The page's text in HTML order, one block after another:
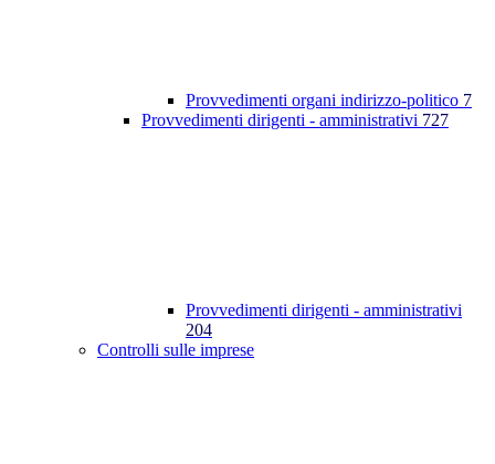
Provvedimenti organi indirizzo-politico 7
Provvedimenti dirigenti - amministrativi 727
Provvedimenti dirigenti - amministrativi
204
Controlli sulle imprese